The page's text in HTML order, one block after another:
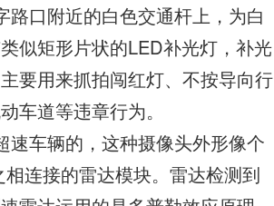
口附近的白色交通杆上，为白
似矩形片状的LED补光灯，补光
要用来抓拍闯红灯、不按导向行
车道等违章行为。
车辆的，这种摄像头外形像个
连接的雷达模块。雷达检测到